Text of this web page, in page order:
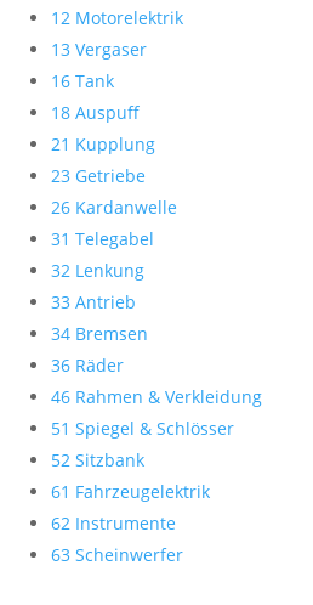
12 Motorelektrik
13 Vergaser
16 Tank
18 Auspuff
21 Kupplung
23 Getriebe
26 Kardanwelle
31 Telegabel
32 Lenkung
33 Antrieb
34 Bremsen
36 Räder
46 Rahmen & Verkleidung
51 Spiegel & Schlösser
52 Sitzbank
61 Fahrzeugelektrik
62 Instrumente
63 Scheinwerfer